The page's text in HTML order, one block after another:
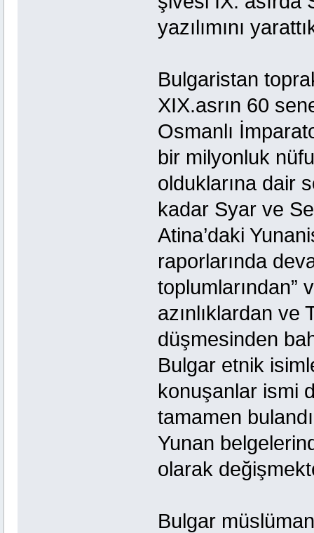
yazılımını
Bulgaristan
XIX.asrın 60
Osmanlı
bir milyonluk
olduklarına dair
kadar Syar ve
Atina’daki
raporlarında
toplumlarından”
azınlıklardan ve
düşmesinden
Bulgar etnik
konuşanlar ismi
tamamen
Yunan
olarak
Bulgar